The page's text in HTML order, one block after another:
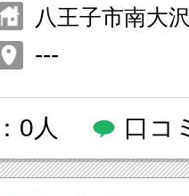
八王子市南大
---
0人 口コ